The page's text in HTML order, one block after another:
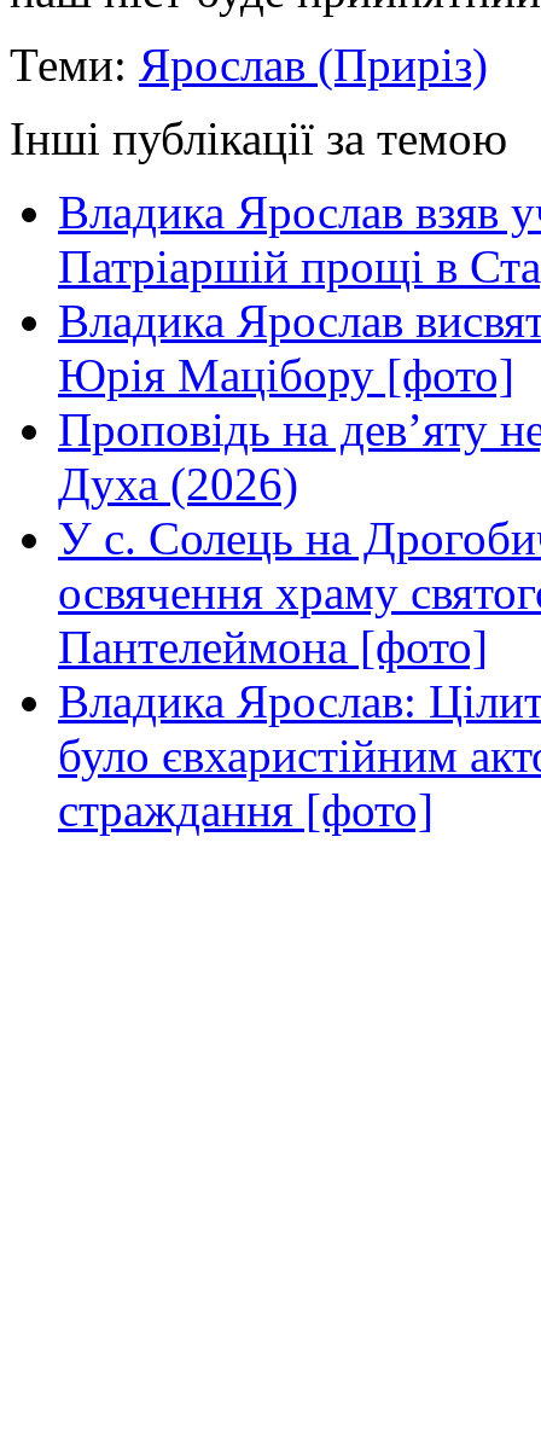
Теми: Ярослав (Приріз)
Інші публікації за темою
Владика Ярослав взяв
Патріаршій прощі в
Владика Ярослав
Юрія Мацібору [фото]
Проповідь на дев’яту
Духа (2026)
У с. Солець на
освячення храму
Пантелеймона [фото]
Владика Ярослав:
було євхаристійним
страждання [фото]